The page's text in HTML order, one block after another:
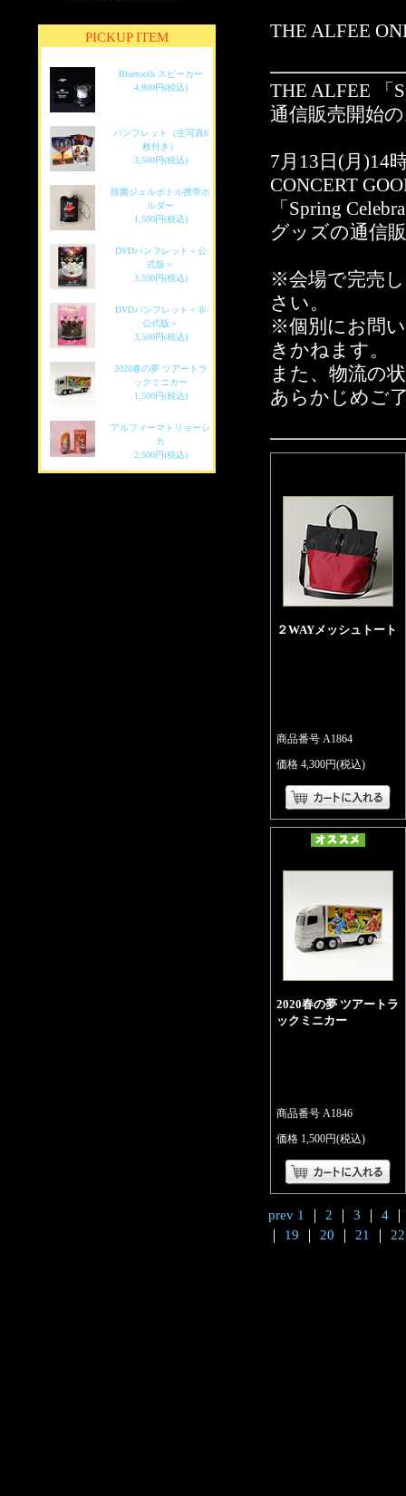
PICKUP ITEM
Bluetooth スピーカー
4,800円(税込)
パンフレット（生写真6
枚付き）
3,500円(税込)
除菌ジェルボトル携帯ホ
ルダー
1,500円(税込)
DVDパンフレット＜公
式版＞
3,500円(税込)
DVDパンフレット＜非
公式版＞
3,500円(税込)
2020春の夢 ツアートラ
ックミニカー
1,500円(税込)
アルフィーマトリョーシ
カ
2,500円(税込)
THE ALFEE
THE ALFEE 「
通信販売開始
7月13日(月)14
CONCERT
「Spring
グッズの通信
※会場で完売
さい。
※個別にお問
きかねます。
また、物流の
あらかじめご
２WAYメッシュトート
商品番号 A1864
価格 4,300円(税込)
2020春の夢 ツアートラ
ックミニカー
商品番号 A1846
価格 1,500円(税込)
prev 1 2 3 4
19 20 21 22